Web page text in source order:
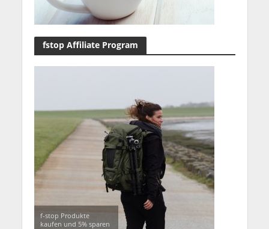
fstop Affiliate Program
f-stop Produkte
kaufen und 5% sparen